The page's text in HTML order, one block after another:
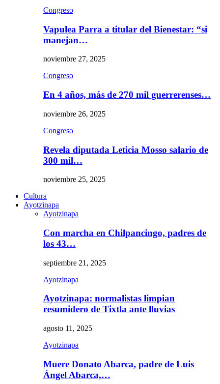
Congreso
Vapulea Parra a titular del Bienestar: “si
manejan…
noviembre 27, 2025
Congreso
En 4 años, más de 270 mil guerrerenses…
noviembre 26, 2025
Congreso
Revela diputada Leticia Mosso salario de
300 mil…
noviembre 25, 2025
Cultura
Ayotzinapa
Ayotzinapa
Con marcha en Chilpancingo, padres de
los 43…
septiembre 21, 2025
Ayotzinapa
Ayotzinapa: normalistas limpian
resumidero de Tixtla ante lluvias
agosto 11, 2025
Ayotzinapa
Muere Donato Abarca, padre de Luis
Ángel Abarca,…